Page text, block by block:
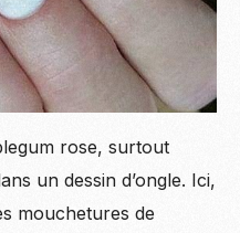
rose, surtout
un dessin d’ongle. Ici,
mouchetures de